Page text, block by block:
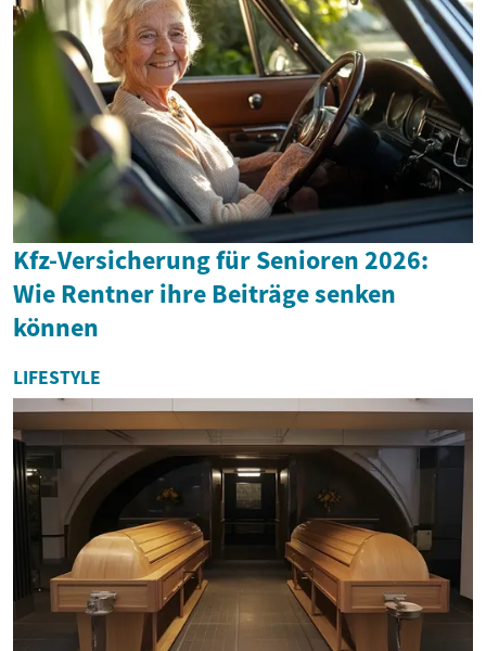
Kfz-Versicherung für Senioren 2026:
Wie Rentner ihre Beiträge senken
können
LIFESTYLE